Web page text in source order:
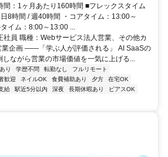
間：1ヶ月あたり160時間 ■フレックスタイム
8時間 / 週40時間 ・コアタイム：13:00～
イム：8:00～13:00 ...
社員 職種：Webサービス法人営業、その他カ
業企画 ――「学ぶ人が評価される」 AI SaaSの
ながら営業の市場価値を一気に上げる...
り 学歴不問 転勤なし
フルリモート
歓迎 ネイルOK 食費補助あり 夕方
在宅OK
給 駅近5分以内 深夜 長期休暇あり
ピアスOK